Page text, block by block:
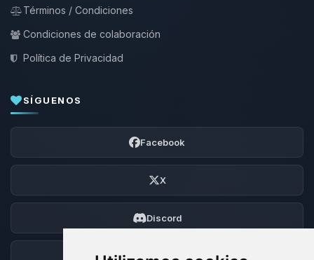
Términos / Condiciones
Condiciones de colaboración
Política de Privacidad
SÍGUENOS
Facebook
X
Discord
Foro